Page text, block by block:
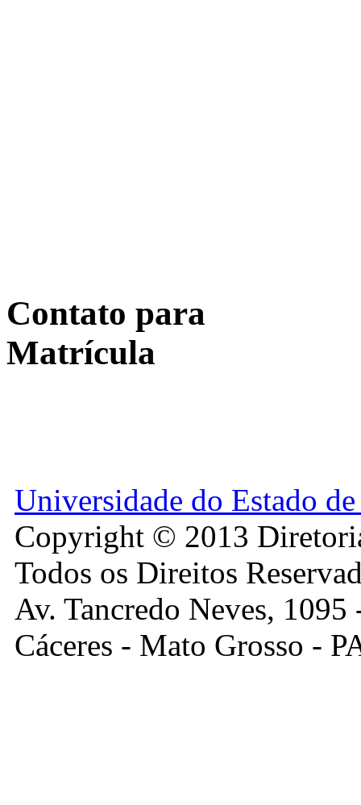
Contato para
Matrícula
Universidade do Estado
Copyright © 2013
Todos os Direitos
Av. Tancredo Neves,
Cáceres - Mato Grosso -